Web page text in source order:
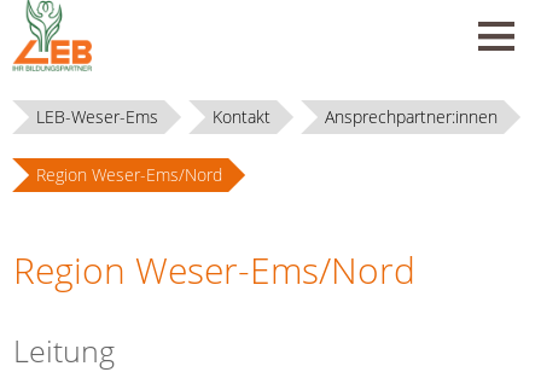
LEB-Weser-Ems Kontakt Ansprechpartner:innen
Region Weser-Ems/Nord
Region Weser-Ems/Nord
Leitung